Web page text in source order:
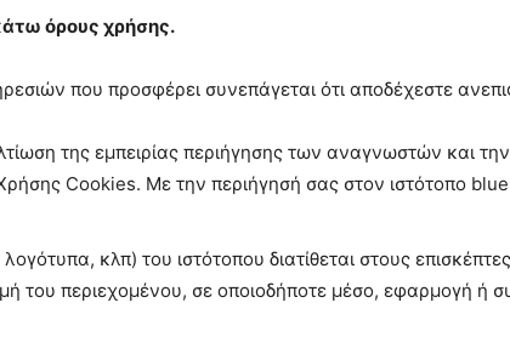
όρους χρήσης.
που προσφέρει συνεπάγεται ότι αποδέχεστε
της εμπειρίας περιήγησης των αναγνωστών και
Cookies. Με την περιήγησή σας στον ιστότοπο
κλπ) του ιστότοπου διατίθεται στους
του περιεχομένου, σε οποιοδήποτε μέσο, εφαρμογή ή